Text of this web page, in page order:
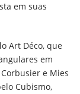
em suas
Art Déco, que
em
e Mies
Cubismo,